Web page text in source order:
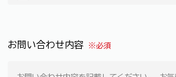
お問い合わせ内容 ※必須